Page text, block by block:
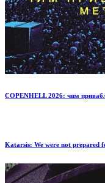
COPENHELL 2026: чим
Katarsis: We were not prepared